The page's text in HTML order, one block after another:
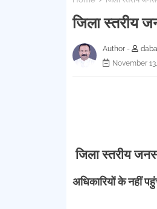
जिला स्तरीय
Author -
November
जिला स्तरीय
अधिकारियों के नहीं